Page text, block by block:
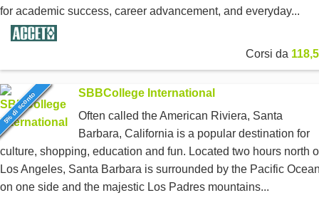
for academic success, career advancement, and everyday...
Corsi da
5% di sconto
SBBCollege International
Often called the American Riviera, Santa
Barbara, California is a popular destination for
culture, shopping, education and fun. Located two hours north
Los Angeles, Santa Barbara is surrounded by the Pacific
on one side and the majestic Los Padres mountains...